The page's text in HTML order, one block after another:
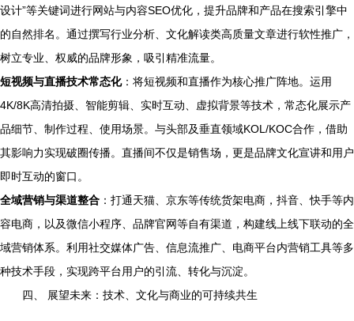
设计”等关键词进行网站与内容SEO优化，提升品牌和产品在搜索引擎中
的自然排名。通过撰写行业分析、文化解读类高质量文章进行软性推广，
树立专业、权威的品牌形象，吸引精准流量。
短视频与直播技术常态化：将短视频和直播作为核心推广阵地。运用
4K/8K高清拍摄、智能剪辑、实时互动、虚拟背景等技术，常态化展示产
品细节、制作过程、使用场景。与头部及垂直领域KOL/KOC合作，借助
其影响力实现破圈传播。直播间不仅是销售场，更是品牌文化宣讲和用户
即时互动的窗口。
全域营销与渠道整合 ：打通天猫、京东等传统货架电商，抖音、快手等内
容电商，以及微信小程序、品牌官网等自有渠道，构建线上线下联动的全
域营销体系。利用社交媒体广告、信息流推广、电商平台内营销工具等多
种技术手段，实现跨平台用户的引流、转化与沉淀。
四、 展望未来：技术、文化与商业的可持续共生